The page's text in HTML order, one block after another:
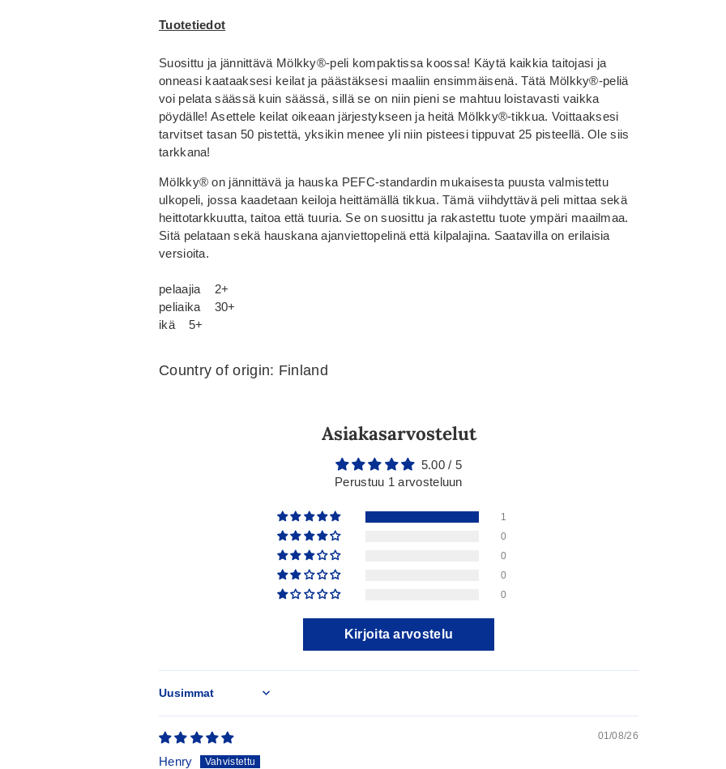
Tuotetiedot
Suosittu ja jännittävä Mölkky®-peli kompaktissa koossa! Käytä kaikkia taitojasi ja
onneasi kaataaksesi keilat ja päästäksesi maaliin ensimmäisenä. Tätä Mölkky®-peliä
voi pelata säässä kuin säässä, sillä se on niin pieni se mahtuu loistavasti vaikka
pöydälle! Asettele keilat oikeaan järjestykseen ja heitä Mölkky®-tikkua. Voittaaksesi
tarvitset tasan 50 pistettä, yksikin menee yli niin pisteesi tippuvat 25 pisteellä. Ole siis
tarkkana!
Mölkky® on jännittävä ja hauska PEFC-standardin mukaisesta puusta valmistettu
ulkopeli, jossa kaadetaan keiloja heittämällä tikkua. Tämä viihdyttävä peli mittaa sekä
heittotarkkuutta, taitoa että tuuria. Se on suosittu ja rakastettu tuote ympäri maailmaa.
Sitä pelataan sekä hauskana ajanviettopelinä että kilpalajina. Saatavilla on erilaisia
versioita.
pelaajia 2+
peliaika 30+
ikä 5+
Country of origin: Finland
Asiakasarvostelut
5.00 / 5
Perustuu 1 arvosteluun
1
0
0
0
0
Kirjoita arvostelu
Sort by
01/08/26
Henry